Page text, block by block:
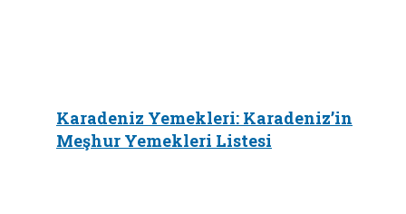
Karadeniz Yemekleri: Karadeniz’in
Meşhur Yemekleri Listesi